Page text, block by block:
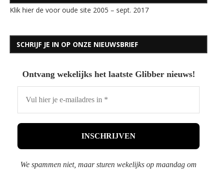
Klik hier de voor oude site 2005 – sept. 2017
SCHRIJF JE IN OP ONZE NIEUWSBRIEF
Ontvang wekelijks het laatste Glibber nieuws!
We spammen niet, maar sturen wekelijks op maandag om